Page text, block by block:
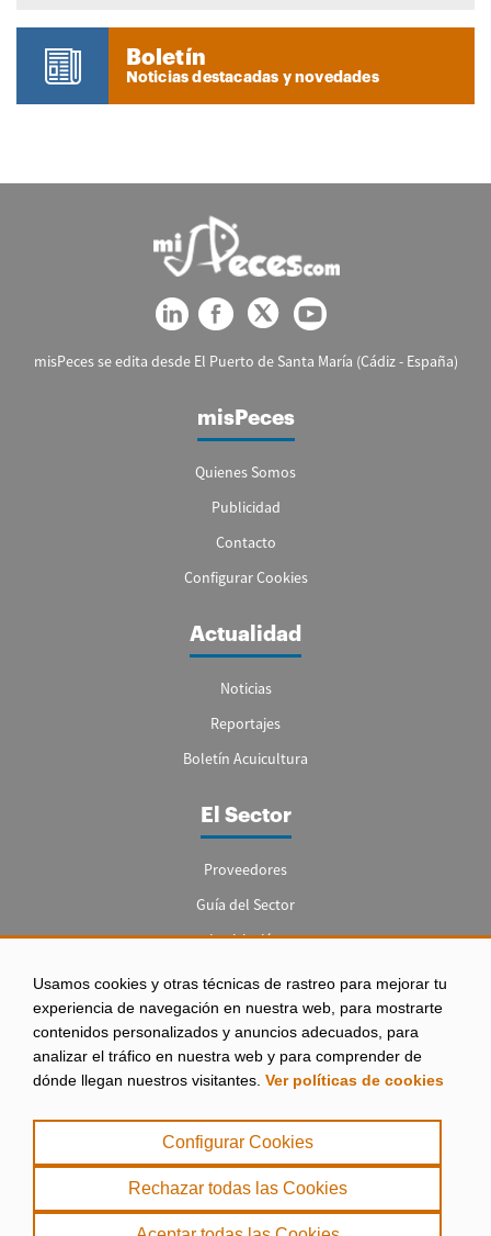
Usamos cookies y otras técnicas de rastreo para mejorar tu
experiencia de navegación en nuestra web, para mostrarte
contenidos personalizados y anuncios adecuados, para
analizar el tráfico en nuestra web y para comprender de
dónde llegan nuestros visitantes. Ver políticas de cookies
Configurar Cookies
Rechazar todas las Cookies
Boletín
Noticias destacadas y novedades
misPeces se edita desde El Puerto de Santa María (Cádiz - España)
misPeces
Quienes Somos
Publicidad
Contacto
Configurar Cookies
Actualidad
Noticias
Reportajes
Boletín Acuicultura
El Sector
Proveedores
Guía del Sector
Legislación
Empleo
Aviso legal
|
Política de Privacidad
|